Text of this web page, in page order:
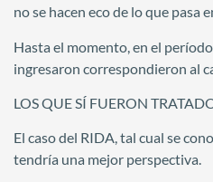
no se hacen eco de lo que pasa
Hasta el momento, en el
ingresaron correspondieron al
LOS QUE SÍ FUERON
El caso del RIDA, tal cual se
tendría una mejor perspectiva.